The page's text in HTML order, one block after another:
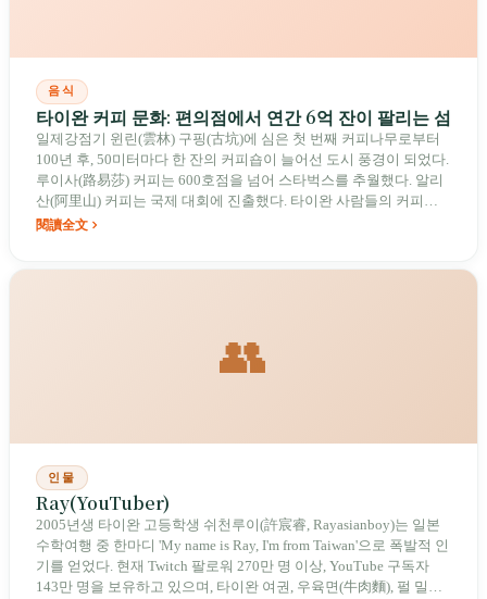
음식
타이완 커피 문화: 편의점에서 연간 6억 잔이 팔리는 섬
일제강점기 윈린(雲林) 구핑(古坑)에 심은 첫 번째 커피나무로부터
100년 후, 50미터마다 한 잔의 커피숍이 늘어선 도시 풍경이 되었다.
루이사(路易莎) 커피는 600호점을 넘어 스타벅스를 추월했다. 알리
산(阿里山) 커피는 국제 대회에 진출했다. 타이완 사람들의 커피는
결코 커피에 그치지 않는다.
閱讀全文
👥
인물
Ray(YouTuber)
2005년생 타이완 고등학생 쉬천루이(許宸睿, Rayasianboy)는 일본
수학여행 중 한마디 'My name is Ray, I'm from Taiwan'으로 폭발적 인
기를 얻었다. 현재 Twitch 팔로워 270만 명 이상, YouTube 구독자
143만 명을 보유하고 있으며, 타이완 여권, 우육면(牛肉麵), 펄 밀크